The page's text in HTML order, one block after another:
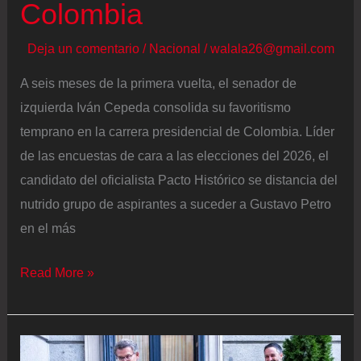
Colombia
Deja un comentario / Nacional /walala26@gmail.com
A seis meses de la primera vuelta, el senador de
izquierda Iván Cepeda consolida su favoritismo
temprano en la carrera presidencial de Colombia. Líder
de las encuestas de cara a las elecciones del 2026, el
candidato del oficialista Pacto Histórico se distancia del
nutrido grupo de aspirantes a suceder a Gustavo Petro
en el más
Iván
se
consolida
Read More »